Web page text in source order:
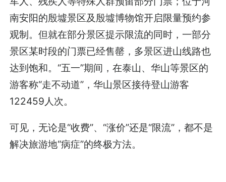
南安阳的殷墟景区及殷墟博物馆开启限量预约参
观制。但就在部分景区提示限流的同时，一部分
景区某时段的门票已经售罄，多景区进山线路也
达到饱和。“五一”期间，在泰山、华山等景区的
游客称“走不动道”，华山景区接待登山游客
122459人次。
可见，无论是“收费”、“涨价”还是“限流”，都不是
解决旅游地“病症”的终极方法。